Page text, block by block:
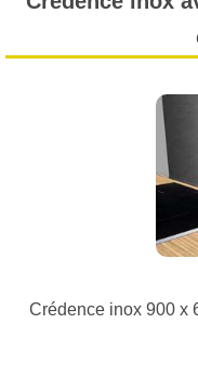
Crédence inox 900 x